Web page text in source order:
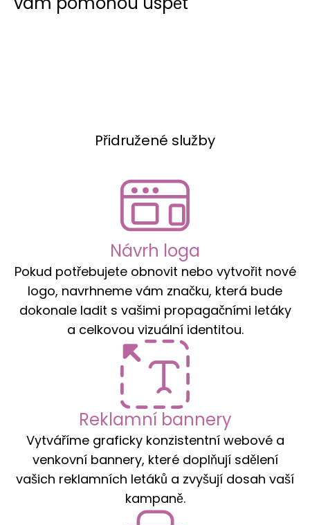
Přidružené služby
Návrh loga
Pokud potřebujete obnovit nebo vytvořit nové
logo, navrhneme vám značku, která bude
dokonale ladit s vašimi propagačními letáky
a celkovou vizuální identitou.
Reklamní bannery
Vytváříme graficky konzistentní webové a
venkovní bannery, které doplňují sdělení
vašich reklamních letáků a zvyšují dosah vaší
kampaně.